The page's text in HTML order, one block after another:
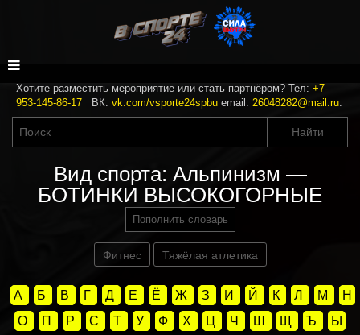
Хотите разместить мероприятие или стать партнёром? Тел: +7-
953-145-86-17 ВК: vk.com/vsporte24spbu email: 26048282@mail.ru.
Вид спорта: Альпинизм —
БОТИНКИ ВЫСОКОГОРНЫЕ
Пополнить словарь
Фитнес Тяжёлая атлетика
А Б В Г Д Е Ё Ж З И Й К Л М
Н
О
П Р С Т У Ф Х Ц Ч Ш Щ Ъ
Ы